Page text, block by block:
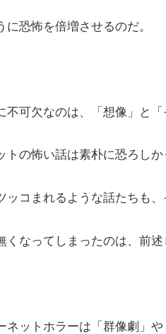
恐怖を倍増させるのだ。
可欠なのは、「想像」と「
の怖い話は素朴に恐ろしか
ッコまれるような話たちも
くなってしまったのは、前述
ネットホラーは「群像劇」